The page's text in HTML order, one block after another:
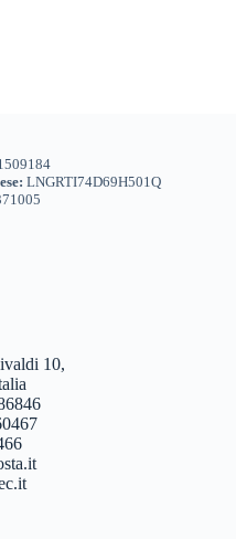
LNGRTI74D69H501Q
10,